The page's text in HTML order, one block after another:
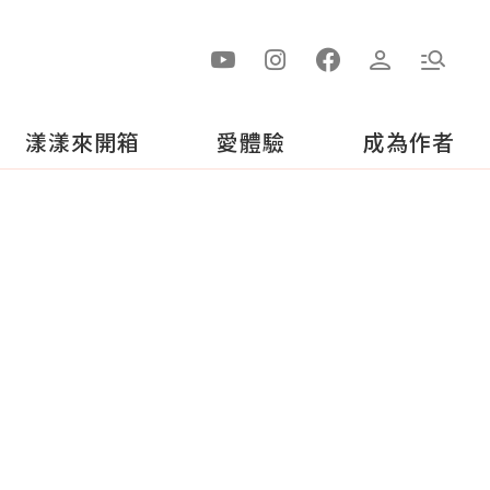
漾漾來開箱 愛體驗 成為作者